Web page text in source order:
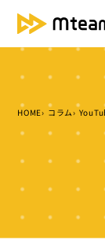
HOME コラム